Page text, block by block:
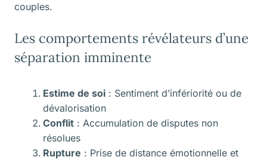
couples.
Les comportements révélateurs d’une
séparation imminente
Estime de soi : Sentiment d’infériorité ou de
dévalorisation
Conflit : Accumulation de disputes non
résolues
Rupture : Prise de distance émotionnelle et